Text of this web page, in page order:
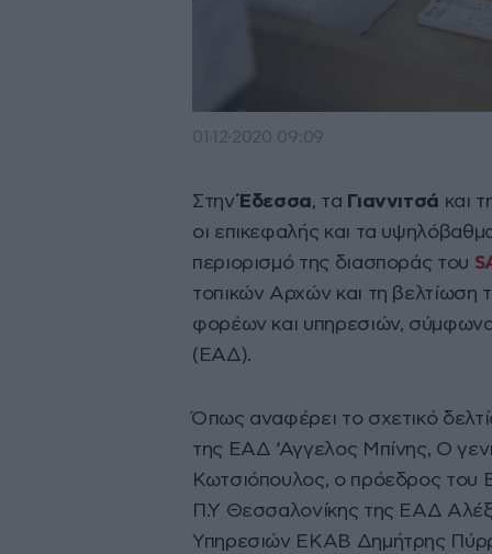
01·12·2020 09:09
Στην Έδεσσα, τα Γιαννιτσά και
οι επικεφαλής και τα
περιορισμό της διασποράς του
τοπικών Αρχών και τη
φορέων και υπηρεσιών,
(ΕΑΔ).
Όπως αναφέρει το σχετικό
της ΕΑΔ ‘Αγγελος Μπίνης, Ο
Κωτσιόπουλος, ο πρόεδρος του
Π.Υ Θεσσαλονίκης της ΕΑΔ
Υπηρεσιών ΕΚΑΒ Δημήτρης